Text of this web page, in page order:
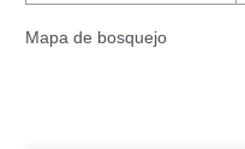
Mapa de bosquejo